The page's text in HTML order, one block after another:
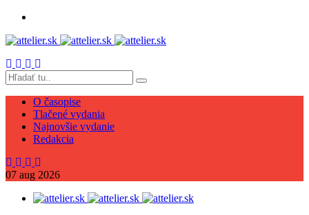
O časopise
Tlačené vydania
Najnovšie vydanie
Redakcia
07 aug 2026